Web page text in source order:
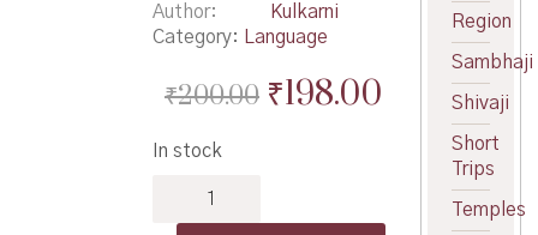
Author
Kulkarni
Category:
Language
₹200.00 Original
₹198.00Current
price
₹198.00.
In stock
Region
Sambhaji
Shivaji
Short
Trips
Temples